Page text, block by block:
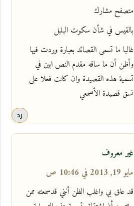
متصفح مشارك
بالقيس في شأن سكوت البلبل
غالبا ما تسمى القصائد بعبارة وردت فيها
وأظن أن ما ساقه مقدم النص ابين في
تسمية هذه القصيدة وان كانت فعلا على
نسق قصيدة الأصمعي
رد
غير معروف
مايو 19, 2013 في 10:46 ص
قد علق بي واغلب الظن أنني قدسمعته ممن